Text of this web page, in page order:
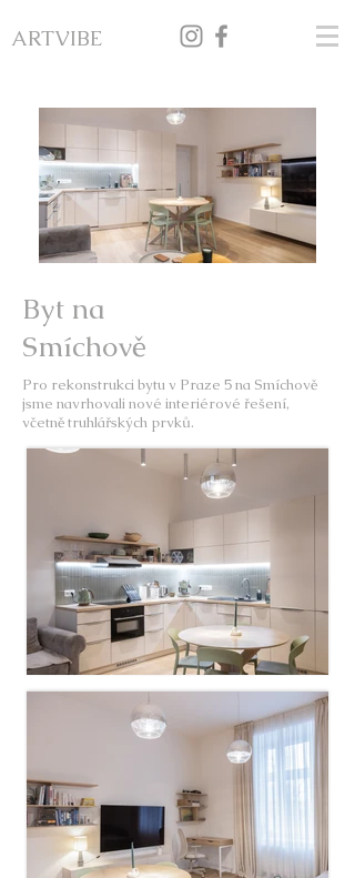
ARTVIBE
Byt na
Smíchově
Pro rekonstrukci bytu v Praze 5 na Smíchově
jsme navrhovali nové interiérové řešení,
včetně truhlářských prvků.